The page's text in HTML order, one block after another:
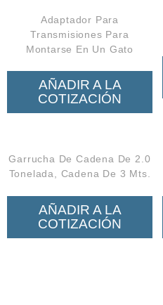
Adaptador Para
Transmisiones Para
Montarse En Un Gato
AÑADIR A LA
COTIZACIÓN
Garrucha De Cadena De 2.0
Tonelada, Cadena De 3 Mts.
AÑADIR A LA
COTIZACIÓN